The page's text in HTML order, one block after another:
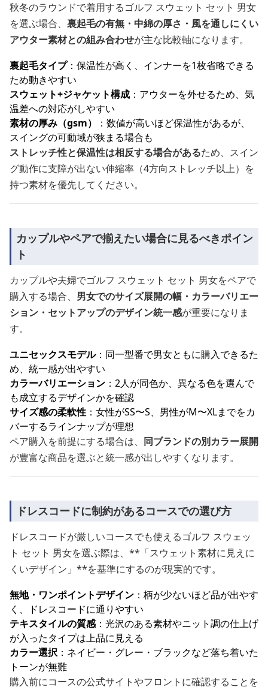
秋冬のラウンドで着用するゴルフ スウェット セット 男女
を選ぶ場合、 裏起毛の有無・中綿の厚さ・風を通しにくい
アウター素材との組み合わせが主な比較軸になります。
裏起毛タイプ：保温性が高く、インナーを1枚省略できる
ため動きやすい
スウェット+ジャケット構成 ：アウターを外せるため、気
温差への対応がしやすい
素材の厚み（gsm）
：数値が高いほど保温性があるが、
スイングの可動域が狭まる場合も
ストレッチ性と保温性は相反する場合があるため、スイン
グ動作に支障が出ない伸縮率（4方向ストレッチ以上）を
持つ素材を優先してください。
カップルやペアで揃えたい場合に見るべきポイン
ト
カップルや夫婦でゴルフ スウェット セット 男女をペアで
購入する場合、 男女でのサイズ展開の幅・カラーバリエー
ション・セットアップのデザイン統一感が重要になりま
す。
ユニセックスモデル：同一型番で男女ともに購入できるた
め、統一感が出やすい
カラーバリエーション ：2人が同色か、異なる色を選んで
も成立するデザインかを確認
サイズ感の柔軟性 ：女性がSS〜S、男性がM〜XLまでをカ
バーするラインナップが理想
ペア購入を前提にする場合は、 同ブランドの別カラー展開
が豊富な商品を選ぶと統一感が出しやすくなります。
ドレスコードに制約があるコースでの選び方
ドレスコードが厳しいコースでも使えるゴルフ スウェッ
ト セット 男女を選ぶ際は、**「スウェット素材に見えに
くいデザイン」**を基準にするのが現実的です。
無地・ワンポイントデザイン ：柄が少ないほど品が出やす
く、ドレスコードに通りやすい
テキスタイルの質感：光沢のある素材やニット調の仕上げ
が入ったタイプは上品に見える
カラー選択 ：ネイビー・グレー・ブラックなど落ち着いた
トーンが無難
購入前にコースの公式サイトやフロントに確認することを